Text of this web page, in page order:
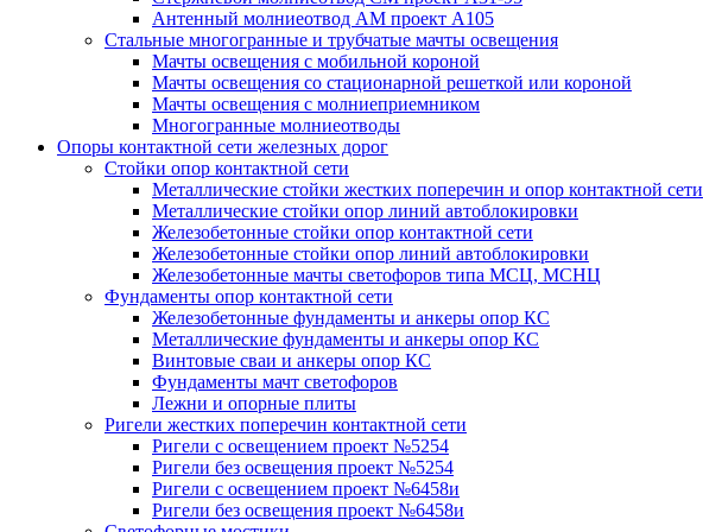
Антенный молниеотвод АМ проект А105
Стальные многогранные и трубчатые мачты освещения
Мачты освещения с мобильной короной
Мачты освещения со стационарной решеткой или короной
Мачты освещения с молниеприемником
Многогранные молниеотводы
Опоры контактной сети железных дорог
Стойки опор контактной сети
Металлические стойки жестких поперечин и опор контактной сети
Металлические стойки опор линий автоблокировки
Железобетонные стойки опор контактной сети
Железобетонные стойки опор линий автоблокировки
Железобетонные мачты светофоров типа МСЦ, МСНЦ
Фундаменты опор контактной сети
Железобетонные фундаменты и анкеры опор КС
Металлические фундаменты и анкеры опор КС
Винтовые сваи и анкеры опор КС
Фундаменты мачт светофоров
Лежни и опорные плиты
Ригели жестких поперечин контактной сети
Ригели с освещением проект №5254
Ригели без освещения проект №5254
Ригели с освещением проект №6458и
Ригели без освещения проект №6458и